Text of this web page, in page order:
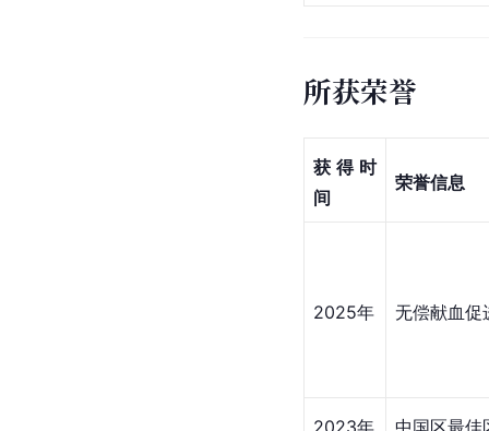
所获荣誉
获得时
间
荣誉信息
2025年 无偿献血促
2023年 中国区最佳